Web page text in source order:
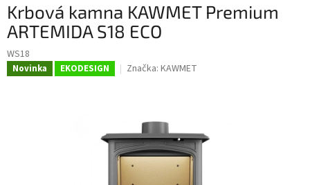
Krbová kamna KAWMET Premium
ARTEMIDA S18 ECO
WS18
Novinka EKODESIGN Značka: KAWMET